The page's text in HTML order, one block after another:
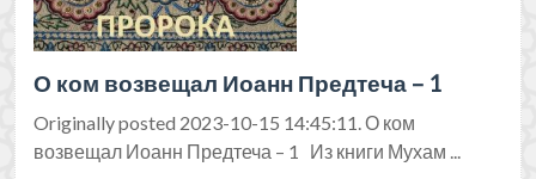
О ком возвещал Иоанн Предтеча – 1
Originally posted 2023-10-15 14:45:11. О ком
возвещал Иоанн Предтеча – 1 Из книги Мухам ...